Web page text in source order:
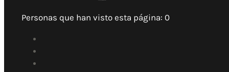
Personas que han visto esta página: 0